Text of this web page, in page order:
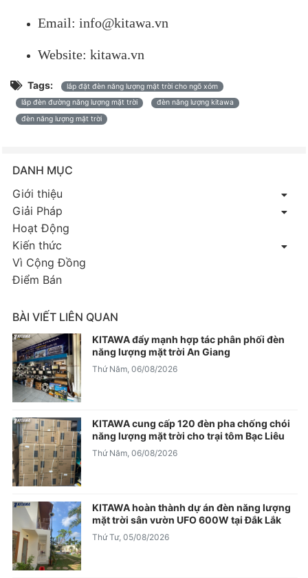
Email: info@kitawa.vn
Website: kitawa.vn
Tags:
lắp đặt đèn năng lượng mặt trời cho ngõ xóm
lắp đèn đường năng lượng mặt trời
đèn năng lượng kitawa
đèn năng lượng mặt trời
DANH MỤC
Giới thiệu
Giải Pháp
Hoạt Động
Kiến thức
Vì Cộng Đồng
Điểm Bán
BÀI VIẾT LIÊN QUAN
KITAWA đẩy mạnh hợp tác phân phối đèn
năng lượng mặt trời An Giang
Thứ Năm, 06/08/2026
KITAWA cung cấp 120 đèn pha chống chói
năng lượng mặt trời cho trại tôm Bạc Liêu
Thứ Năm, 06/08/2026
KITAWA hoàn thành dự án đèn năng lượng
mặt trời sân vườn UFO 600W tại Đắk Lắk
Thứ Tư, 05/08/2026